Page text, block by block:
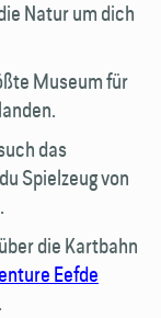
Natur um dich
Museum für
das
Spielzeug von
die Kartbahn
Eefde